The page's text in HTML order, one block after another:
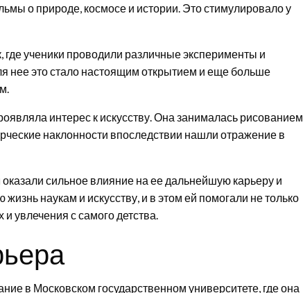
о природе, космосе и истории. Это стимулировало у
ученики проводили различные эксперименты и
нее это стало настоящим открытием и еще больше
интерес к искусству. Она занималась рисованием
наклонности впоследствии нашли отражение в
сильное влияние на ее дальнейшую карьеру и
наукам и искусству, и в этом ей помогали не только
увлечения с самого детства.
в Московском государственном университете, где она